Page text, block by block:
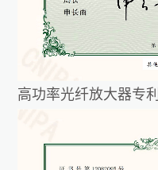
高功率光纤放大器专利